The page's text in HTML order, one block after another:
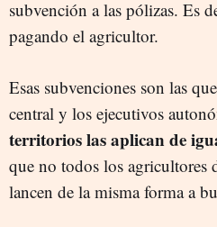
subvención a las pólizas. Es
pagando el agricultor.
Esas subvenciones son las
central y los ejecutivos
territorios las aplican de
que no todos los agricultores
lancen de la misma forma a